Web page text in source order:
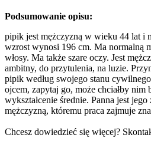
Podsumowanie opisu:
pipik jest mężczyzną w wieku 44 lat i
wzrost wynosi 196 cm. Ma normalną
włosy. Ma także szare oczy. Jest
ambitny, do przytulenia, na luzie.
pipik według swojego stanu
ojcem, zapytaj go, może chciałby nim
wykształcenie średnie. Panna jest
mężczyzną, któremu praca zajmuje
Chcesz dowiedzieć się więcej?